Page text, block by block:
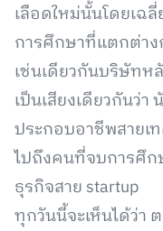
เลือดใหม่นั้นโดยเฉ
การศึกษาที่แตกต่า
เช่นเดียวกันบริษัท
เป็นเสียงเดียวกันว่
ประกอบอาชีพสายเ
ไปถึงคนที่จบการศึก
ธุรกิจสาย startup
ทุกวันนี้จะเห็นได้ว่า